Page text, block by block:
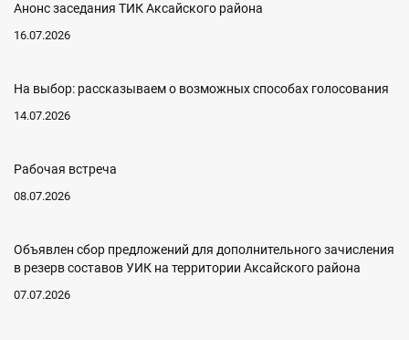
Анонс заседания ТИК Аксайского района
16.07.2026
На выбор: рассказываем о возможных способах голосования
14.07.2026
Рабочая встреча
08.07.2026
Объявлен сбор предложений для дополнительного зачисления
в резерв составов УИК на территории Аксайского района
07.07.2026